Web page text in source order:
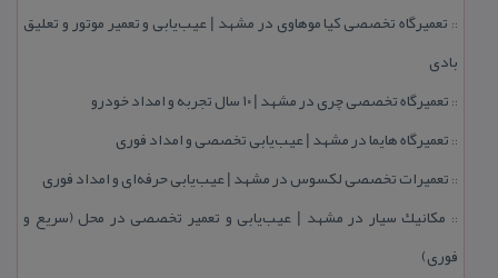
:: تعمیرگاه تخصصی كیا موهاوی در مشهد | عیب‌یابی و تعمیر موتور و تعلیق
بادی
:: تعمیرگاه تخصصی چری در مشهد | ۱۰ سال تجربه و امداد خودرو
:: تعمیرگاه هایما در مشهد | عیب‌یابی تخصصی و امداد فوری
:: تعمیرات تخصصی لكسوس در مشهد | عیب‌یابی حرفه‌ای و امداد فوری
:: مكانیك سیار در مشهد | عیب‌یابی و تعمیر تخصصی در محل (سریع و
فوری)